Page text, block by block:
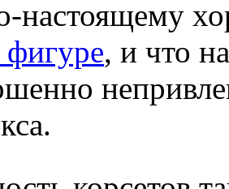
настоящему
, и что